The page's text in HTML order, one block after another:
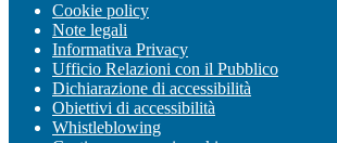
Cookie policy
Note legali
Informativa Privacy
Ufficio Relazioni con il Pubblico
Dichiarazione di accessibilità
Obiettivi di accessibilità
Whistleblowing